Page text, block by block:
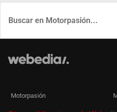
Motorpasión